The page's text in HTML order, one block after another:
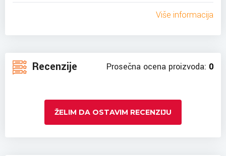
Više informacija
Recenzije Prosečna ocena proizvoda: 0
ŽELIM DA OSTAVIM RECENZIJU